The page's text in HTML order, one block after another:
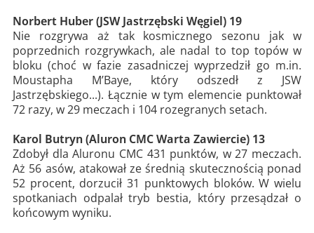
Norbert Huber (JSW Jastrzębski Węgiel) 19
Nie rozgrywa aż tak kosmicznego sezonu jak w
poprzednich rozgrywkach, ale nadal to top topów w
bloku (choć w fazie zasadniczej wyprzedził go m.in.
Moustapha M’Baye, który odszedł z JSW
Jastrzębskiego...). Łącznie w tym elemencie punktował
72 razy, w 29 meczach i 104 rozegranych setach.
Karol Butryn (Aluron CMC Warta Zawiercie) 13
Zdobył dla Aluronu CMC 431 punktów, w 27 meczach.
Aż 56 asów, atakował ze średnią skutecznością ponad
52 procent, dorzucił 31 punktowych bloków. W wielu
spotkaniach odpalał tryb bestia, który przesądzał o
końcowym wyniku.